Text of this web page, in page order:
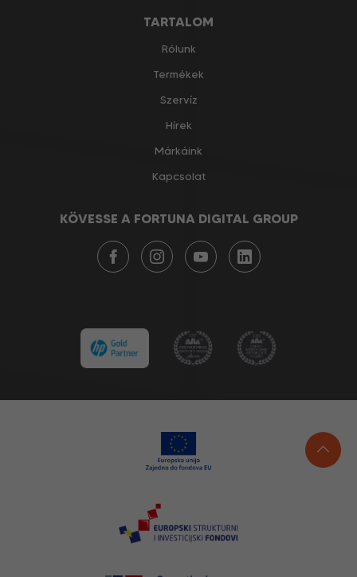
TARTALOM
Rólunk
Termékek
Szervíz
Hírek
Márkáink
Kapcsolat
KÖVESSE A FORTUNA DIGITAL GROUP